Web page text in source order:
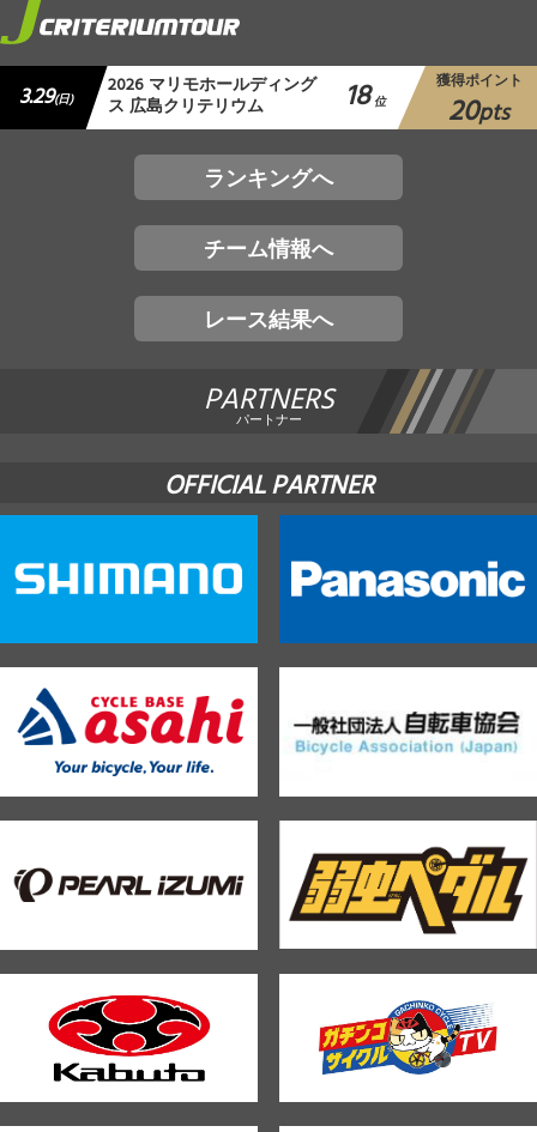
3.29(日) 2026 マリモホールディング
ス 広島クリテリウム 18 位
獲得ポイント
20pts
ランキングへ
チーム情報へ
レース結果へ
PARTNERS
パートナー
OFFICIAL PARTNER